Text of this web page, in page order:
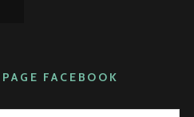
FACEBOOK